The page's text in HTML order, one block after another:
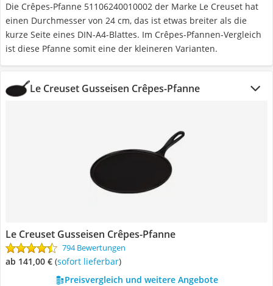
Die Crêpes-Pfanne 51106240010002 der Marke Le Creuset hat
einen Durchmesser von 24 cm, das ist etwas breiter als die
kurze Seite eines DIN-A4-Blattes. Im Crêpes-Pfannen-Vergleich
ist diese Pfanne somit eine der kleineren Varianten.
Le Creuset Gusseisen Crêpes-Pfanne
Le Creuset Gusseisen Crêpes-Pfanne
794 Bewertungen
ab 141,00 € ( Sofort lieferbar)
Preisvergleich und weitere Angebote